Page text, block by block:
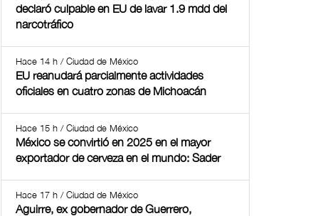
declaró culpable en EU de lavar 1.9 mdd del
narcotráfico
Hace 14 h / Ciudad de México
EU reanudará parcialmente actividades
oficiales en cuatro zonas de Michoacán
Hace 15 h / Ciudad de México
México se convirtió en 2025 en el mayor
exportador de cerveza en el mundo: Sader
Hace 17 h / Ciudad de México
Aguirre, ex gobernador de Guerrero,